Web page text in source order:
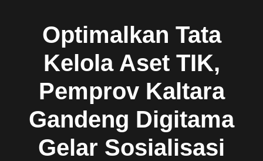
Optimalkan Tata
Kelola Aset TIK,
Pemprov Kaltara
Gandeng Digitama
Gelar Sosialisasi